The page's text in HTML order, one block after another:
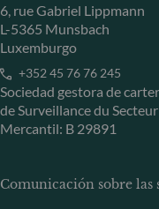
6, rue Gabriel Lippmann
L-5365 Munsbach
Luxemburgo
+352 45 76 76 245
Sociedad gestora de
de Surveillance du
Mercantil: B 29891
Comunicación sobre las